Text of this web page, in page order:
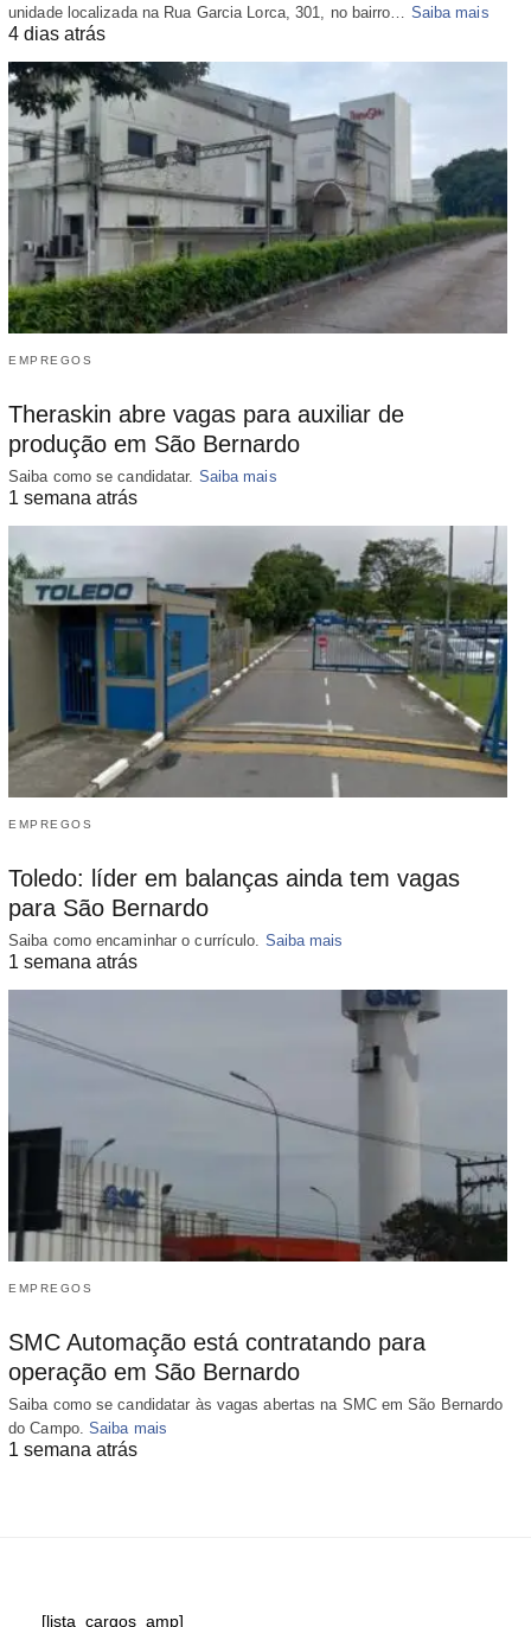
unidade localizada na Rua Garcia Lorca, 301, no bairro… Saiba mais
4 dias atrás
EMPREGOS
Theraskin abre vagas para auxiliar de
produção em São Bernardo
Saiba como se candidatar. Saiba mais
1 semana atrás
EMPREGOS
Toledo: líder em balanças ainda tem vagas
para São Bernardo
Saiba como encaminhar o currículo. Saiba mais
1 semana atrás
EMPREGOS
SMC Automação está contratando para
operação em São Bernardo
Saiba como se candidatar às vagas abertas na SMC em São Bernardo
do Campo. Saiba mais
1 semana atrás
[lista_cargos_amp]